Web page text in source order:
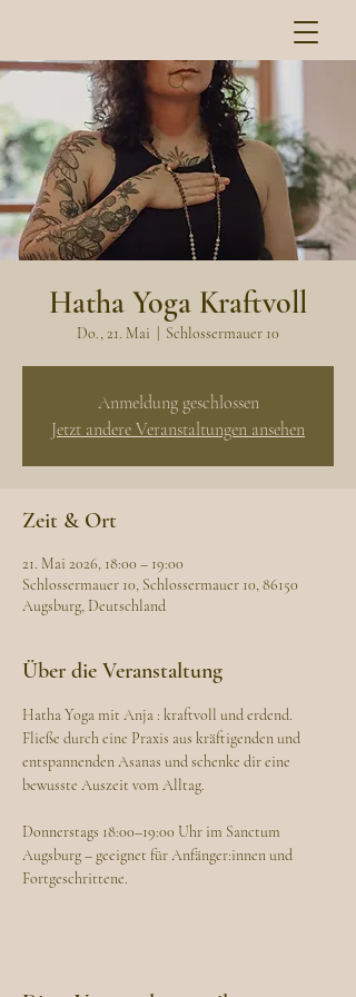
Hatha Yoga Kraftvoll
Do., 21. Mai Schlossermauer 10
Anmeldung geschlossen
Jetzt andere Veranstaltungen ansehen
Zeit & Ort
21. Mai 2026, 18:00 – 19:00
Schlossermauer 10, Schlossermauer 10, 86150
Augsburg, Deutschland
Über die Veranstaltung
Hatha Yoga mit Anja : kraftvoll und erdend.
Fließe durch eine Praxis aus kräftigenden und
entspannenden Asanas und schenke dir eine
bewusste Auszeit vom Alltag.
Donnerstags 18:00–19:00 Uhr im Sanctum
Augsburg – geeignet für Anfänger:innen und
Fortgeschrittene.